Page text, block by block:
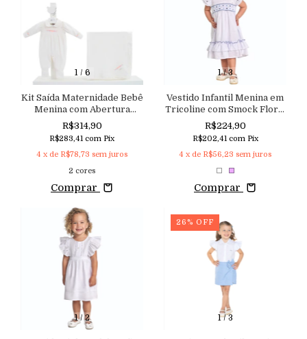
1/ 6
Kit Saída Maternidade Bebê
Menina com Abertura
Lateral Aconchego
R$314,90
R$283,41 com Pix
4 x de R$78,73 sem juros
2 cores
Comprar
1/3
Vestido Infantil Menina em
Tricoline com Smock Floral
e Aplicação de Strass e
Lastex nas Costas
Aconchego
R$224,90
R$202,41 com Pix
4 x de R$56,23 sem juros
Comprar
1/ 2 1/3
26 % OFF